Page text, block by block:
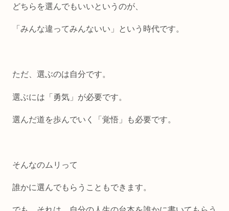
どちらを選んでもいいというのが、
「みんな違ってみんないい」という時代です。
ただ、選ぶのは自分です。
選ぶには「勇気」が必要です。
選んだ道を歩んでいく「覚悟」も必要です。
そんなのムリって
誰かに選んでもらうこともできます。